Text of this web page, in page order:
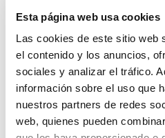
Esta página web usa cookies
Las cookies de este sitio web
el contenido y los anuncios,
sociales y analizar el tráfico.
información sobre el uso que
nuestros partners de redes
web, quienes pueden